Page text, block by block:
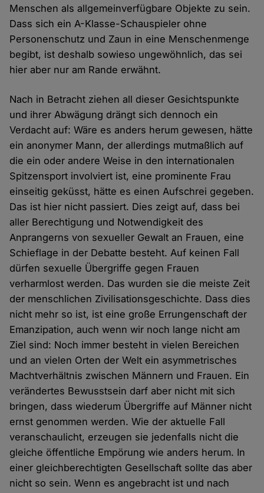
Menschen als allgemeinverfügbare Objekte zu sein.
Dass sich ein A-Klasse-Schauspieler ohne
Personenschutz und Zaun in eine Menschenmenge
begibt, ist deshalb sowieso ungewöhnlich, das sei
hier aber nur am Rande erwähnt.
Nach in Betracht ziehen all dieser Gesichtspunkte
und ihrer Abwägung drängt sich dennoch ein
Verdacht auf: Wäre es anders herum gewesen, hätte
ein anonymer Mann, der allerdings mutmaßlich auf
die ein oder andere Weise in den internationalen
Spitzensport involviert ist, eine prominente Frau
einseitig geküsst, hätte es einen Aufschrei gegeben.
Das ist hier nicht passiert. Dies zeigt auf, dass bei
aller Berechtigung und Notwendigkeit des
Anprangerns von sexueller Gewalt an Frauen, eine
Schieflage in der Debatte besteht. Auf keinen Fall
dürfen sexuelle Übergriffe gegen Frauen
verharmlost werden. Das wurden sie die meiste Zeit
der menschlichen Zivilisationsgeschichte. Dass dies
nicht mehr so ist, ist eine große Errungenschaft der
Emanzipation, auch wenn wir noch lange nicht am
Ziel sind: Noch immer besteht in vielen Bereichen
und an vielen Orten der Welt ein asymmetrisches
Machtverhältnis zwischen Männern und Frauen. Ein
verändertes Bewusstsein darf aber nicht mit sich
bringen, dass wiederum Übergriffe auf Männer nicht
ernst genommen werden. Wie der aktuelle Fall
veranschaulicht, erzeugen sie jedenfalls nicht die
gleiche öffentliche Empörung wie anders herum. In
einer gleichberechtigten Gesellschaft sollte das aber
nicht so sein. Wenn es angebracht ist und nach